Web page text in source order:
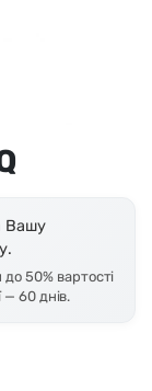
Вашу
50% вартості
— 60 днів.